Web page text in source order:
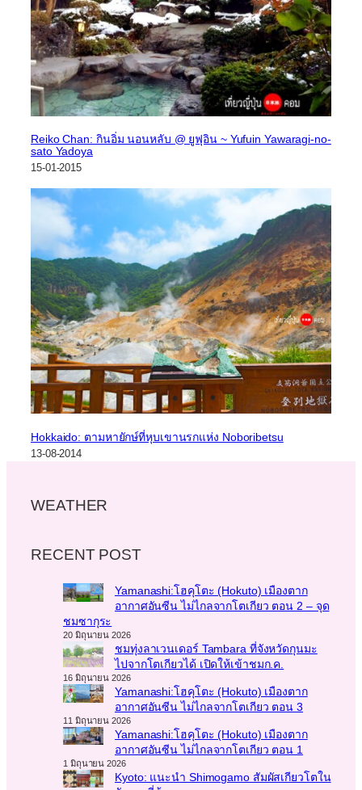
Reiko Chan: กินอิ่ม นอนหลับ @ ยูฟุอิน ~ Yufuin Yawaragi-no-
sato Yadoya
15-01-2015
Hokkaido: ตามหายักษ์ที่หุบเขานรกแห่ง Noboribetsu
13-08-2014
WEATHER
RECENT POST
Yamanashi:โฮคุโตะ (Hokuto) เมืองตาก
อากาศอันซีน ไม่ไกลจากโตเกียว ตอน 2 – จุด
ชมซากุระ
20 มิถุนายน 2026
ชมทุ่งลาเวนเดอร์ Tambara ที่จังหวัดกุนมะ
ไปจากโตเกียวได้ เปิดให้เข้าชมก.ค.
16 มิถุนายน 2026
Yamanashi:โฮคุโตะ (Hokuto) เมืองตาก
อากาศอันซีน ไม่ไกลจากโตเกียว ตอน 3
11 มิถุนายน 2026
Yamanashi:โฮคุโตะ (Hokuto) เมืองตาก
อากาศอันซีน ไม่ไกลจากโตเกียว ตอน 1
1 มิถุนายน 2026
Kyoto: แนะนำ Shimogamo สัมผัสเกียวโตใน